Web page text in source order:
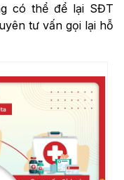
có thể để lại SĐT
tư vấn gọi lại hỗ